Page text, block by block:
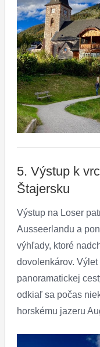
5. Výstup k
Štajersku
Výstup na Loser
Ausseerlandu a
výhľady, ktoré
dovolenkárov.
panoramatickej
odkiaľ sa počas
horskému jazeru